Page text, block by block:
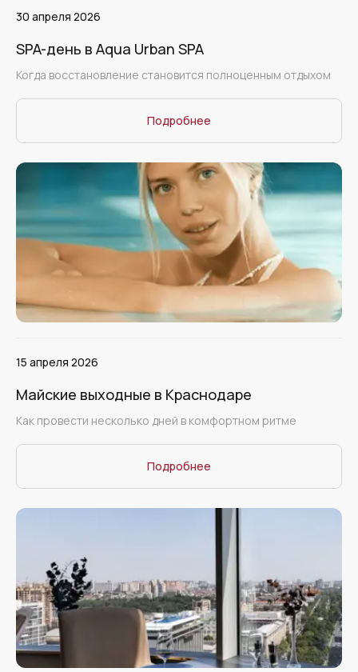
30 апреля 2026
SPA-день в Aqua Urban SPA
Когда восстановление становится полноценным отдыхом
Подробнее
15 апреля 2026
Майские выходные в Краснодаре
Как провести несколько дней в комфортном ритме
Подробнее